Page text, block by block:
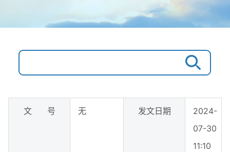
文 号 无 发文日期
2024-
07-30
11:10